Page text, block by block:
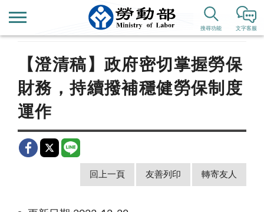
文字客服
搜尋功能
新聞公告 即時新聞澄清
【澄清稿】政府密切掌握勞保
財務，持續撥補穩健勞保制度
運作
回上一頁 友善列印 轉寄友人